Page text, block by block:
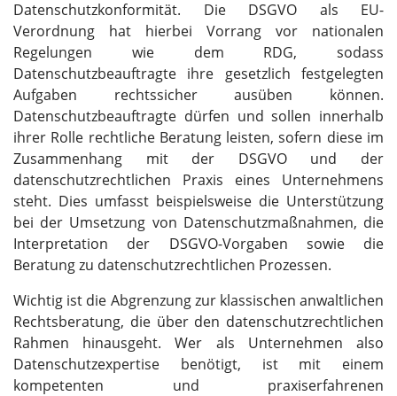
Datenschutzkonformität. Die DSGVO als EU-
Verordnung hat hierbei Vorrang vor nationalen
Regelungen wie dem RDG, sodass
Datenschutzbeauftragte ihre gesetzlich festgelegten
Aufgaben rechtssicher ausüben können.
Datenschutzbeauftragte dürfen und sollen innerhalb
ihrer Rolle rechtliche Beratung leisten, sofern diese im
Zusammenhang mit der DSGVO und der
datenschutzrechtlichen Praxis eines Unternehmens
steht. Dies umfasst beispielsweise die Unterstützung
bei der Umsetzung von Datenschutzmaßnahmen, die
Interpretation der DSGVO-Vorgaben sowie die
Beratung zu datenschutzrechtlichen Prozessen.
Wichtig ist die Abgrenzung zur klassischen anwaltlichen
Rechtsberatung, die über den datenschutzrechtlichen
Rahmen hinausgeht. Wer als Unternehmen also
Datenschutzexpertise benötigt, ist mit einem
kompetenten und praxiserfahrenen